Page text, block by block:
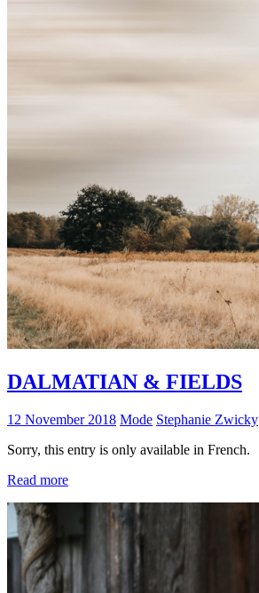
DALMATIAN & FIELDS
12 November 2018 Mode Stephanie Zwicky
Sorry, this entry is only available in French.
Read more